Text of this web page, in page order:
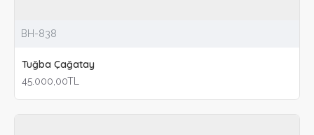
BH-838
Tuğba Çağatay
45.000,00TL